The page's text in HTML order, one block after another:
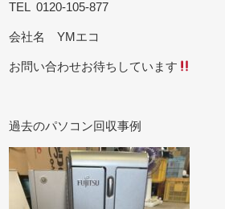
TEL 0120-105-877
会社名 YMエコ
お問い合わせお待ちしています
過去のパソコン回収事例